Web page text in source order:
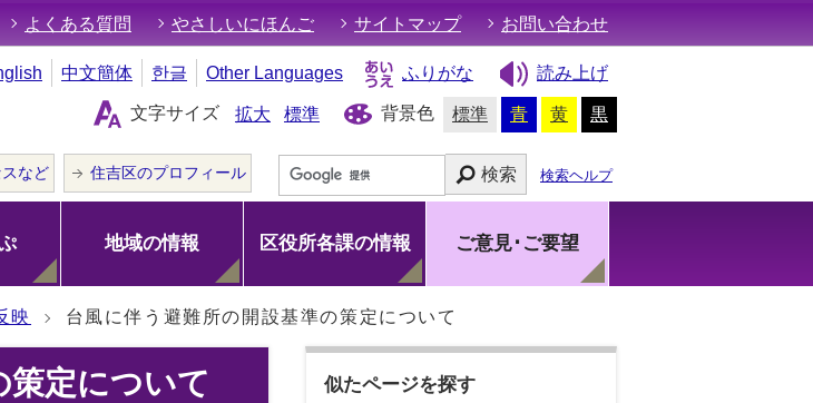
よくある質問 やさしいにほんご サイトマップ お問い合わせ
中文簡体 한글 Other Languages ふりがな 読み上げ
文字サイズ 拡大 標準 背景色 標準 青 黄 黒
など 住吉区のプロフィール 検索 検索ヘルプ
地域の情報 区役所各課の情報 ご意見･ご要望
映 台風に伴う避難所の開設基準の策定について
策定について 似たページを探す